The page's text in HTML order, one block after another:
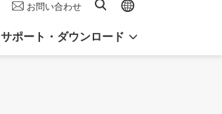
サポート・ダウンロード
お問い合わせ サイト内検索